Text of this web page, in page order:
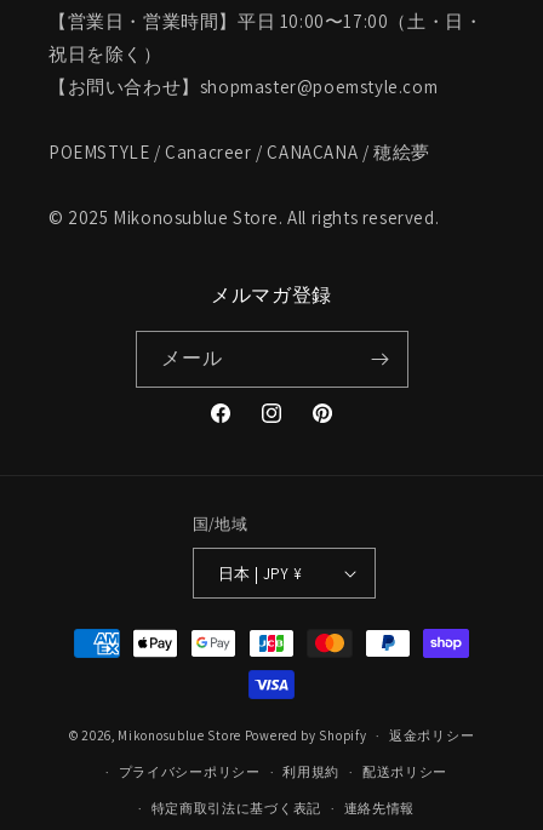
【営業日・営業時間】平日 10:00〜17:00（土・日・
祝日を除く）
【お問い合わせ】shopmaster@poemstyle.com
POEMSTYLE / Canacreer / CANACANA / 穂絵夢
© 2025 Mikonosublue Store. All rights reserved.
メルマガ登録
メール
FacebookInstagramPinterest
国/地域
日本 | JPY ¥
© 2026, Mikonosublue Store Powered by Shopify 返金ポリシー
プライバシーポリシー 利用規約 配送ポリシー
特定商取引法に基づく表記 連絡先情報
2,000円以上のお買い上げで使えるクーポンをお届けします。
新作情報やお得なニュースもいち早くお届けいたします。※
※ キャリアメール（docomo / au / softbank）では届かない場合が
メールアドレスを入力
登録してクーポンを受け取る